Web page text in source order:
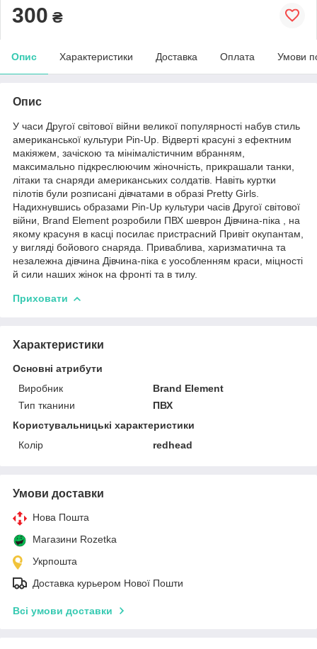
300 ₴
Опис Характеристики Доставка Оплата Умови
Опис
У часи Другої світової війни великої популярності набув стиль
американської культури Pin-Up. Відверті красуні з ефектним
макіяжем, зачіскою та мінімалістичним вбранням,
максимально підкреслюючим жіночність, прикрашали танки,
літаки та снаряди американських солдатів. Навіть куртки
пілотів були розписані дівчатами в образі Pretty Girls.
Надихнувшись образами Pin-Up культури часів Другої світової
війни, Brand Element розробили ПВХ шеврон Дівчина-піка , на
якому красуня в касці посилає пристрасний Привіт окупантам,
у вигляді бойового снаряда. Приваблива, харизматична та
незалежна дівчина Дівчина-піка є уособленням краси, міцності
й сили наших жінок на фронті та в тилу.
Приховати
Характеристики
Основні атрибути
Виробник
Brand Element
Тип тканини
ПВХ
Користувальницькі характеристики
Колір
redhead
Умови доставки
Нова Пошта
Магазини Rozetka
Укрпошта
Доставка курьером Нової Пошти
Всі умови доставки